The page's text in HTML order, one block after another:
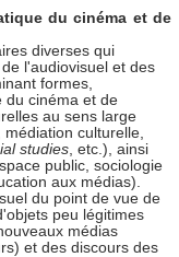
du cinéma et de
diverses qui
l'audiovisuel et des
formes,
du cinéma et de
au sens large
culturelle,
studies , etc.), ainsi
public, sociologie
aux médias).
du point de vue de
peu légitimes
médias
et des discours des